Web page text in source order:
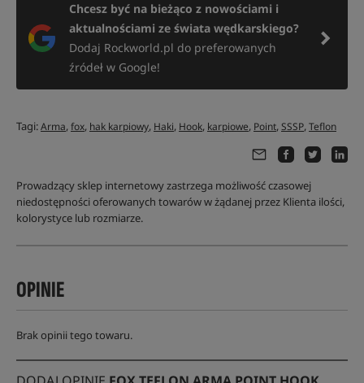
Chcesz być na bieżąco z nowościami i
aktualnościami ze świata wędkarskiego?
Dodaj Rockworld.pl do preferowanych
źródeł w Google!
Tagi:Arma,fox, hak karpiowy, Haki, Hook, karpiowe, Point,SSSP,Teflon
Prowadzący sklep internetowy zastrzega możliwość czasowej
niedostępności oferowanych towarów w żądanej przez Klienta ilości,
kolorystyce lub rozmiarze.
OPINIE
Brak opinii tego towaru.